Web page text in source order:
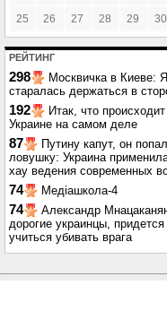
25 26 27 28 29 30
РЕЙТИНГ
298
Москвичка в Киеве: Я
старалась держаться в
192
Итак, что
Украине на самом деле
87
Путину капут, он
ловушку: Украина
хау ведения современных
74 Медіашкола-4
74
Александр
дорогие украинцы, придется
учиться убивать врага